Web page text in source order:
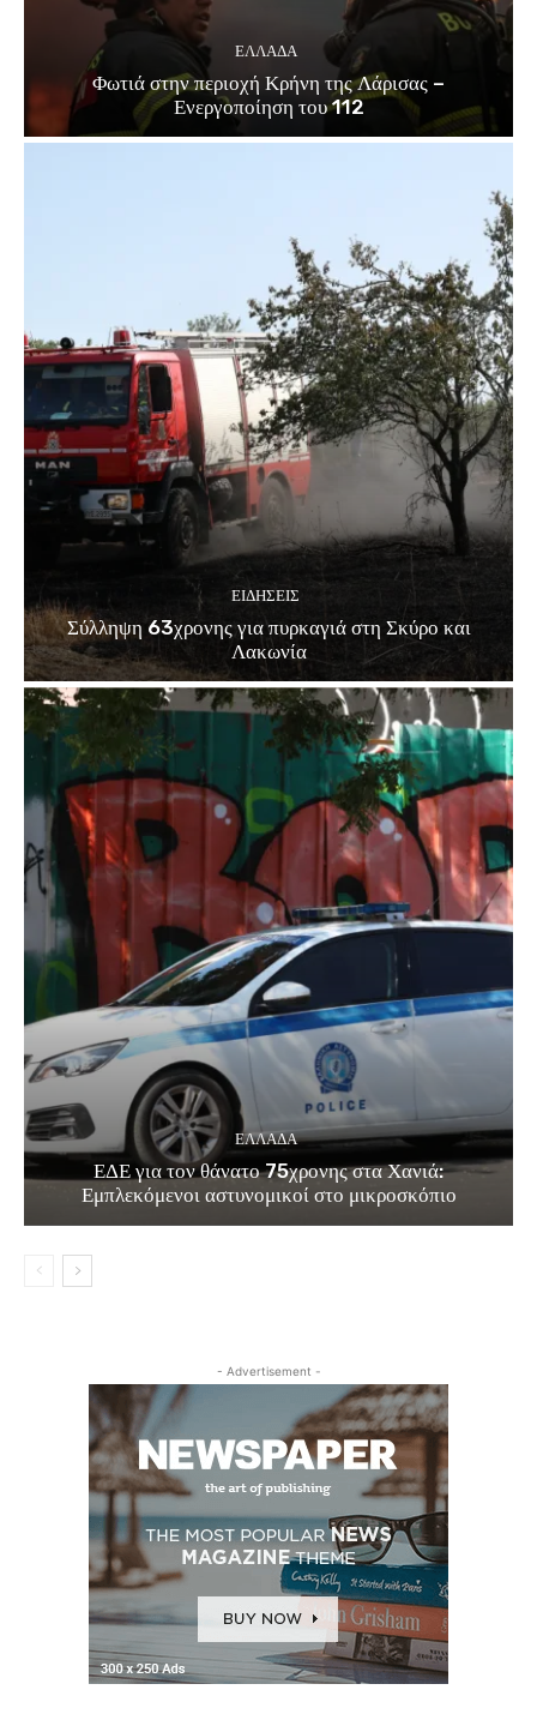
ΕΛΛΑΔΑ
Φωτιά στην περιοχή Κρήνη της Λάρισας –
Ενεργοποίηση του 112
ΕΙΔΗΣΕΙΣ
Σύλληψη 63χρονης για πυρκαγιά στη Σκύρο και
Λακωνία
ΕΛΛΑΔΑ
ΕΔΕ για τον θάνατο 75χρονης στα Χανιά:
Εμπλεκόμενοι αστυνομικοί στο μικροσκόπιο
- Advertisement -